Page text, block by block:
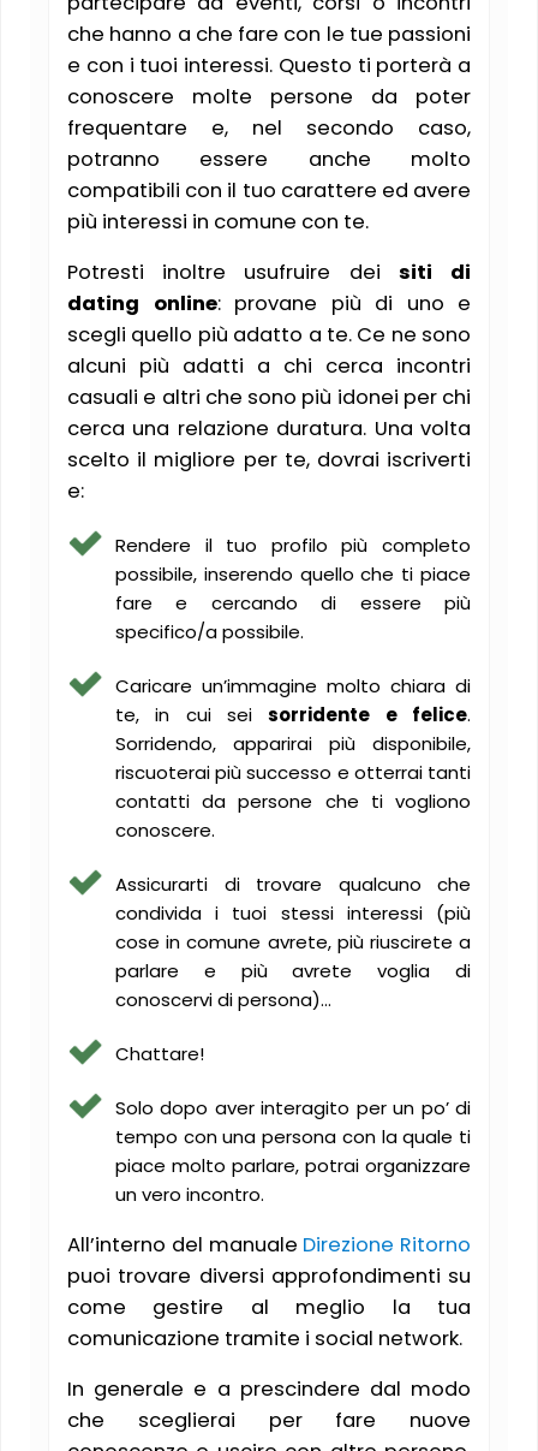
che hanno a che fare con le tue passioni
e con i tuoi interessi. Questo ti porterà a
conoscere molte persone da poter
frequentare e, nel secondo caso,
potranno essere anche molto
compatibili con il tuo carattere ed avere
più interessi in comune con te.
Potresti inoltre usufruire dei siti di
dating online: provane più di uno e
scegli quello più adatto a te. Ce ne sono
alcuni più adatti a chi cerca incontri
casuali e altri che sono più idonei per chi
cerca una relazione duratura. Una volta
scelto il migliore per te, dovrai iscriverti
e:
Rendere il tuo profilo più completo
possibile, inserendo quello che ti piace
fare e cercando di essere più
specifico/a possibile.
Caricare un’immagine molto chiara di
te, in cui seisorridente e felice.
Sorridendo, apparirai più disponibile,
riscuoterai più successo e otterrai tanti
contatti da persone che ti vogliono
conoscere.
Assicurarti di trovare qualcuno che
condivida i tuoi stessi interessi (più
cose in comune avrete, più riuscirete a
parlare e più avrete voglia di
conoscervi di persona)…
Chattare!
Solo dopo aver interagito per un po’ di
tempo con una persona con la quale ti
piace molto parlare, potrai organizzare
un vero incontro.
All’interno del manuale Direzione Ritorno
puoi trovare diversi approfondimenti su
come gestire al meglio la tua
comunicazione tramite i social network.
In generale e a prescindere dal modo
che sceglierai per fare nuove